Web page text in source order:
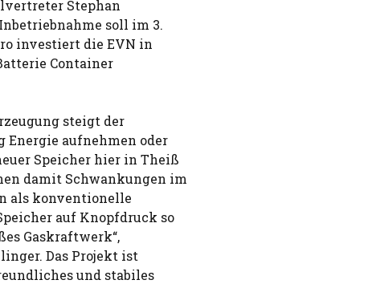
Stephan
soll im 3.
investiert die EVN in
Container
steigt der
aufnehmen oder
Speicher hier in Theiß
damit Schwankungen im
als konventionelle
auf Knopfdruck so
Gaskraftwerk“,
Das Projekt ist
und stabiles